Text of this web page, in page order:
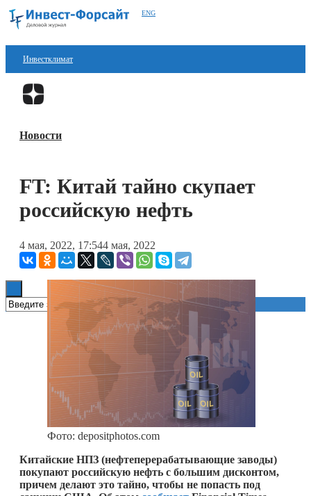
ENG
Инвестклимат
Финансы
Блокчейн
Книги
Новости
FT: Китай тайно скупает
российскую нефть
4 мая, 2022, 17:544 мая, 2022
Фото: depositphotos.com
Китайские НПЗ (нефтеперерабатывающие заводы)
покупают российскую нефть с большим дисконтом,
причем делают это тайно, чтобы не попасть под